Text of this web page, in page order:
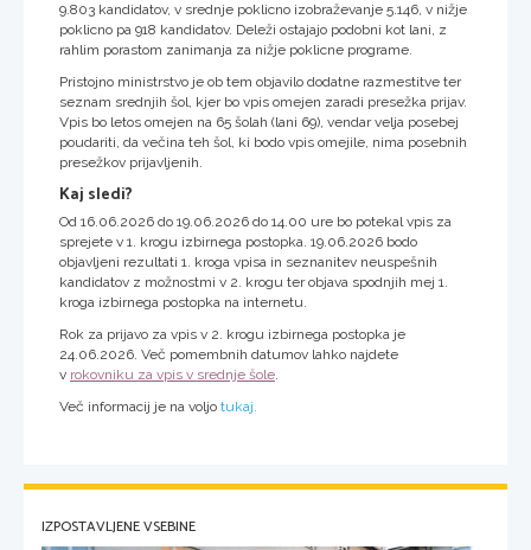
9.803 kandidatov, v srednje poklicno izobraževanje 5.146, v nižje
poklicno pa 918 kandidatov. Deleži ostajajo podobni kot lani, z
rahlim porastom zanimanja za nižje poklicne programe.
Pristojno ministrstvo je ob tem objavilo dodatne razmestitve ter
seznam srednjih šol, kjer bo vpis omejen zaradi presežka prijav.
Vpis bo letos omejen na 65 šolah (lani 69), vendar velja posebej
poudariti, da večina teh šol, ki bodo vpis omejile, nima posebnih
presežkov prijavljenih.
Kaj sledi?
Od 16.06.2026 do 19.06.2026 do 14.00 ure bo potekal vpis za
sprejete v 1. krogu izbirnega postopka. 19.06.2026 bodo
objavljeni rezultati 1. kroga vpisa in seznanitev neuspešnih
kandidatov z možnostmi v 2. krogu ter objava spodnjih mej 1.
kroga izbirnega postopka na internetu.
Rok za prijavo za vpis v 2. krogu izbirnega postopka je
24.06.2026. Več pomembnih datumov lahko najdete
v rokovniku za vpis v srednje šole
Več informacij je na voljo tukaj.
IZPOSTAVLJENE VSEBINE